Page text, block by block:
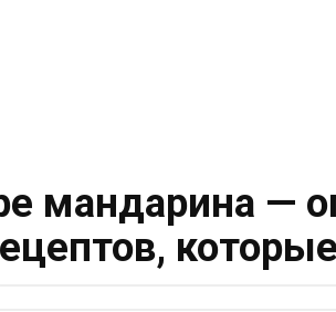
мандарина —